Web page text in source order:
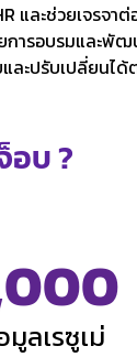
ละช่วยเจรจาต่
ารอบรมและพั
ละปรับเปลี่ยนไ
อบ ?
ลเรซูเม่